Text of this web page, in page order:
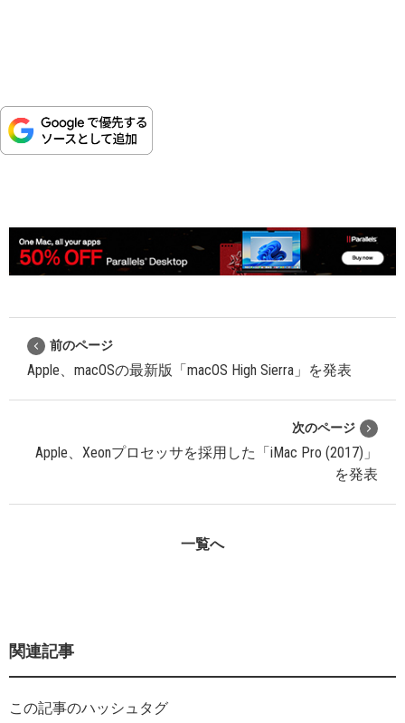
前のページ
Apple、macOSの最新版「macOS High Sierra」を発表
次のページ
Apple、Xeonプロセッサを採用した「iMac Pro (2017)」
を発表
一覧へ
関連記事
この記事のハッシュタグ